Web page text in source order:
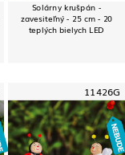
Solárny krušpán -
zavesiteľný - 25 cm - 20
teplých bielych LED
11426G